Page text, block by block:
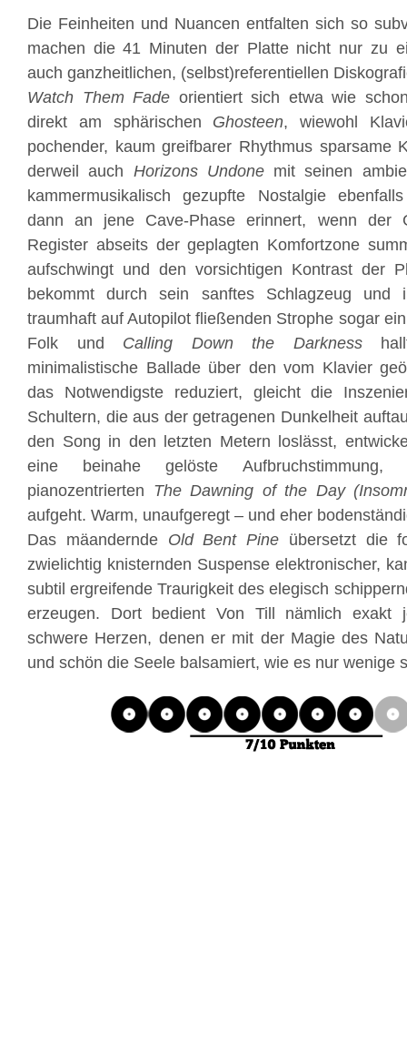
Die Feinheiten und Nuancen entfalten sich so
machen die 41 Minuten der Platte nicht nur zu
auch ganzheitlichen, (selbst)referentiellen
Watch Them Fade orientiert sich etwa wie
direkt am sphärischen Ghosteen, wiewohl
pochender, kaum greifbarer Rhythmus sparsame
derweil auch Horizons Undonemit seinen
kammermusikalisch gezupfte Nostalgie
dann an jene Cave-Phase erinnert, wenn der
Register abseits der geplagten Komfortzone
aufschwingt und den vorsichtigen Kontrast der
bekommt durch sein sanftes Schlagzeug und
traumhaft auf Autopilot fließenden Strophe sogar
Folk und Calling Down the Darknesshallt
minimalistische Ballade über den vom Klavier
das Notwendigste reduziert, gleicht die
Schultern, die aus der getragenen Dunkelheit
den Song in den letzten Metern loslässt,
eine beinahe gelöste
pianozentrierten The Dawning of the Day
aufgeht. Warm, unaufgeregt – und eher
Das mäandernde Old Bent Pine übersetzt die
zwielichtig knisternden Suspense elektronischer,
subtil ergreifende Traurigkeit des elegisch
erzeugen. Dort bedient Von Till nämlich exakt
schwere Herzen, denen er mit der Magie des
und schön die Seele balsamiert, wie es nur wenige